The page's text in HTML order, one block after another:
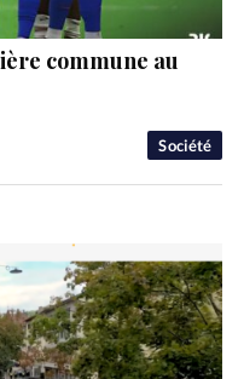
Société
commune au